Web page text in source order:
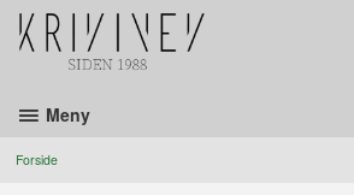
Gå
Meny
Forside